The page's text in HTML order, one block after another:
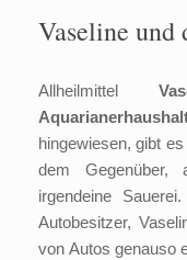
Vaseline und
Allheilmittel
hingewiesen, gibt
dem
irgendeine
Autobesitzer,
von Autos genauso